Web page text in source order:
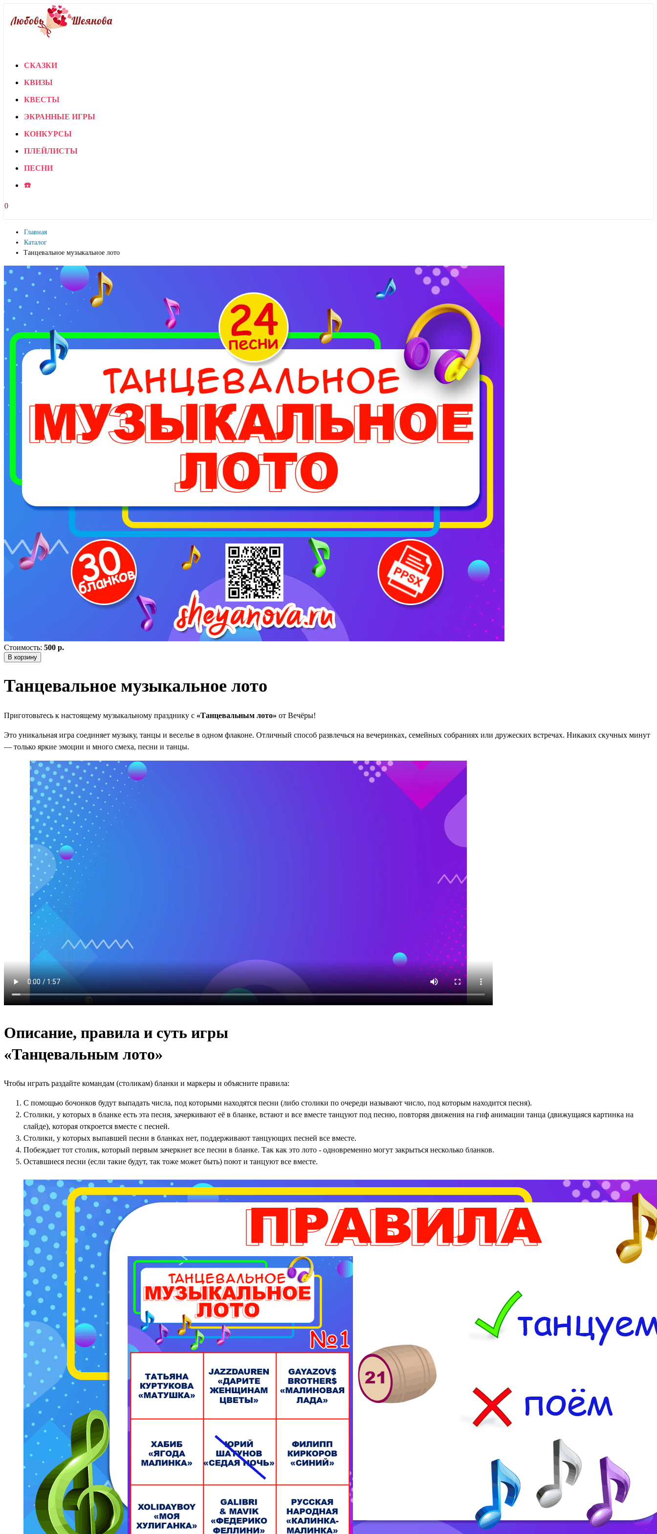
СКАЗКИ
КВИЗЫ
КВЕСТЫ
ЭКРАННЫЕ ИГРЫ
КОНКУРСЫ
ПЛЕЙЛИСТЫ
ПЕСНИ
☎️
0
Главная
Каталог
Танцевальное музыкальное лото
Стоимость: 500 р.
В корзину
Танцевальное музыкальное лото
Приготовьтесь к настоящему музыкальному празднику с «Танцевальным лото» от Вечёры!
Это уникальная игра соединяет музыку, танцы и веселье в одном флаконе. Отличный способ развлечься на вечеринках, семейных собраниях или дружеских встречах. Никаких скучных минут
— только яркие эмоции и много смеха, песни и танцы.
Описание, правила и суть игры
«Танцевальным лото»
Чтобы играть раздайте командам (столикам) бланки и маркеры и объясните правила:
С помощью бочонков будут выпадать числа, под которыми находятся песни (либо столики по очереди называют число, под которым находится песня).
Столики, у которых в бланке есть эта песня, зачеркивают её в бланке, встают и все вместе танцуют под песню, повторяя движения на гиф анимации танца (движущаяся картинка на
слайде), которая откроется вместе с песней.
Столики, у которых выпавшей песни в бланках нет, поддерживают танцующих песней все вместе.
Побеждает тот столик, который первым зачеркнет все песни в бланке. Так как это лото - одновременно могут закрыться несколько бланков.
Оставшиеся песни (если такие будут, так тоже может быть) поют и танцуют все вместе.